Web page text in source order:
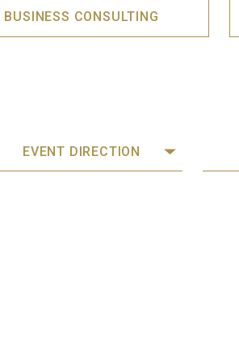
BUSINESS CONSULTING
EVENT DIRECTION